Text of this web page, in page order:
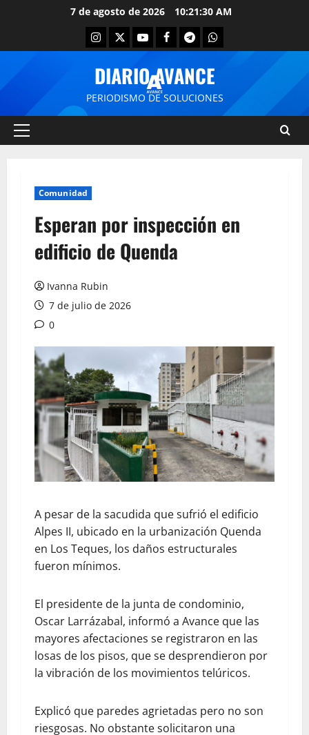
7 de agosto de 2026 10:21:30 AM
DIARIO AVANCE
PERIODISMO DE SOLUCIONES
Comunidad
Esperan por inspección en
edificio de Quenda
Ivanna Rubin
7 de julio de 2026
0
A pesar de la sacudida que sufrió el edificio
Alpes II, ubicado en la urbanización Quenda
en Los Teques, los daños estructurales
fueron mínimos.
El presidente de la junta de condominio,
Oscar Larrázabal, informó a Avance que las
mayores afectaciones se registraron en las
losas de los pisos, que se desprendieron por
la vibración de los movimientos telúricos.
Explicó que paredes agrietadas pero no son
riesgosas. No obstante solicitaron una